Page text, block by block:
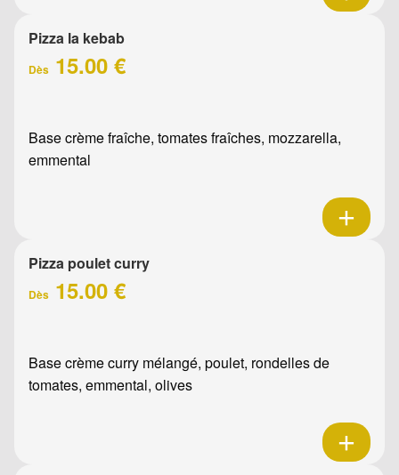
Pizza la kebab
Dès 15.00 €
Base crème fraîche, tomates fraîches, mozzarella,
emmental
Pizza poulet curry
Dès 15.00 €
Base crème curry mélangé, poulet, rondelles de
tomates, emmental, olives